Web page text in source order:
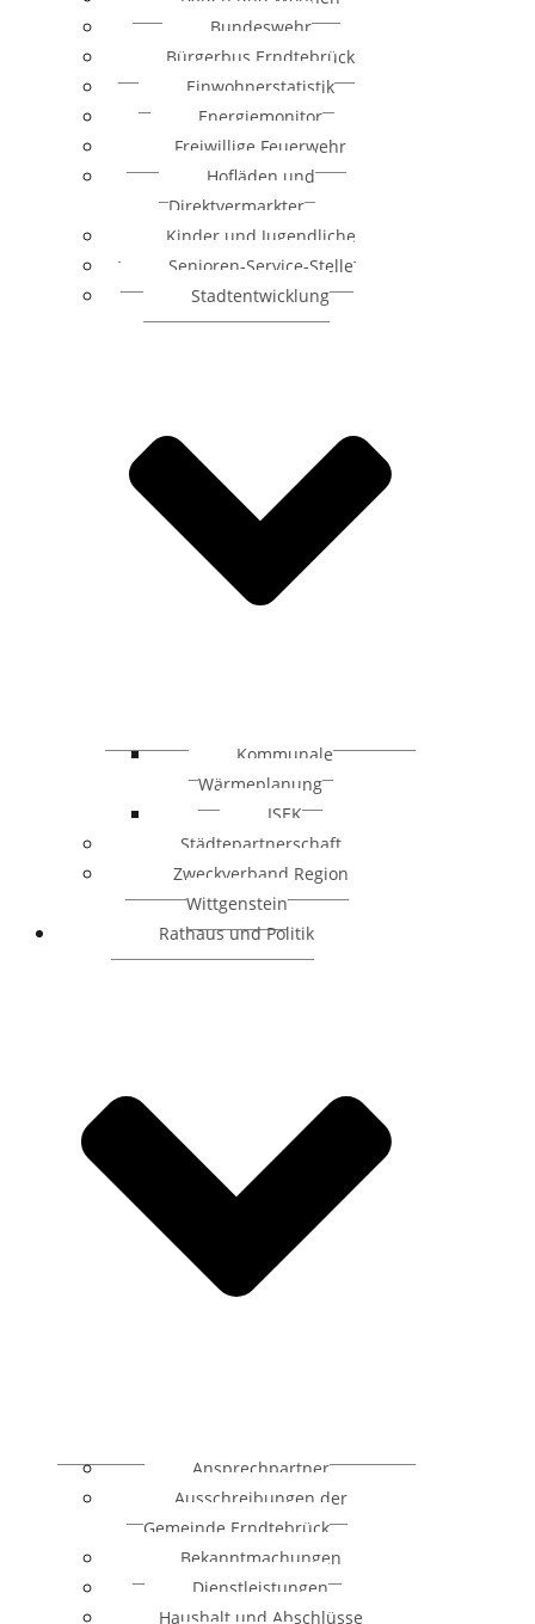
Bundeswehr
Bürgerbus Erndtebrück
Einwohnerstatistik
Energiemonitor
Freiwillige Feuerwehr
Hofläden und
Direktvermarkter
Kinder und Jugendliche
Senioren-Service-Stelle
Stadtentwicklung
Kommunale
Wärmeplanung
ISEK
Städtepartnerschaft
Zweckverband Region
Wittgenstein
Rathaus und Politik
Ansprechpartner
Ausschreibungen der
Gemeinde Erndtebrück
Bekanntmachungen
Dienstleistungen
Haushalt und Abschlüsse